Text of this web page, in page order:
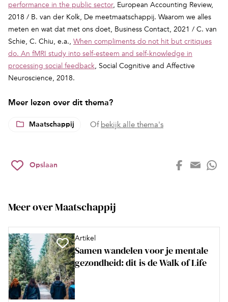
performance in the public sector, European Accounting Review,
2018 / B. van der Kolk, De meetmaatschappij. Waarom we alles
meten en wat dat met ons doet, Business Contact, 2021 / C. van
Schie, C. Chiu, e.a., When compliments do not hit but critiques
do. An fMRI study into self-esteem and self-knowledge in
processing social feedback, Social Cognitive and Affective
Neuroscience, 2018.
Meer lezen over dit thema?
Maatschappij Of bekijk alle thema's
Opslaan
Meer over Maatschappij
Artikel
Samen wandelen voor je mentale
gezondheid: dit is de Walk of Life